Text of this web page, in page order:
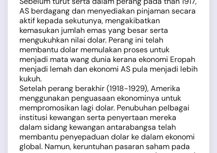
AS berdagang dan menyediakan pinjaman secara
aktif kepada sekutunya, mengakibatkan
kemasukan jumlah emas yang besar serta
mengukuhkan nilai dolar. Perang ini telah
membantu dolar memulakan proses untuk
menjadi mata wang dunia kerana ekonomi Eropah
menjadi lemah dan ekonomi AS pula menjadi lebih
kukuh.
Setelah perang berakhir (1918-1929), Amerika
menggunakan penguasaan ekonominya untuk
mempromosikan lagi dolar. Penubuhan pelbagai
institusi kewangan serta penyertaan mereka
dalam sidang kewangan antarabangsa telah
membantu penyepaduan dolar ke dalam ekonomi
global. Namun, keruntuhan pasaran saham pada